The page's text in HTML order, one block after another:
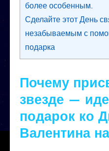
более особенным.
Сделайте этот День
незабываемым с
подарка
Почему
звезде —
подарок ко
Валентина